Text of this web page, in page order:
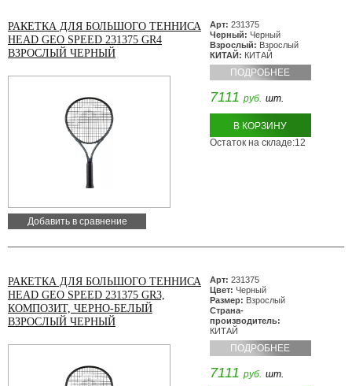
РАКЕТКА ДЛЯ БОЛЬШОГО ТЕННИСА
HEAD GEO SPEED 231375 GR4
ВЗРОСЛЫЙ ЧЕРНЫЙ
Добавить в сравнение
Арт: 231375
Черный: Черный
Взрослый: Взрослый
КИТАЙ: КИТАЙ
ПОДРОБНЕЕ
7111 руб. шт.
В КОРЗИНУ
Остаток на складе:12
РАКЕТКА ДЛЯ БОЛЬШОГО ТЕННИСА
HEAD GEO SPEED 231375 GR3,
КОМПОЗИТ, ЧЕРНО-БЕЛЫЙ
ВЗРОСЛЫЙ ЧЕРНЫЙ
Арт: 231375
Цвет: Черный
Размер: Взрослый
Страна-
производитель:
КИТАЙ
ПОДРОБНЕЕ
7111 руб. шт.